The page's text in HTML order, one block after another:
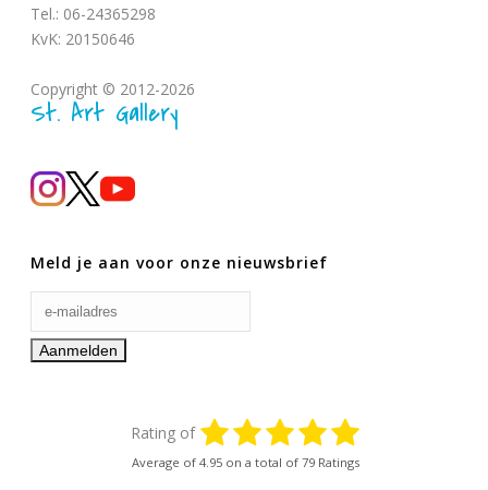
Tel.: 06-24365298
KvK: 20150646
Copyright © 2012-2026
St. Art Gallery
Meld je aan voor onze nieuwsbrief
Rating of
Average of 4.95 on a total of 79 Ratings